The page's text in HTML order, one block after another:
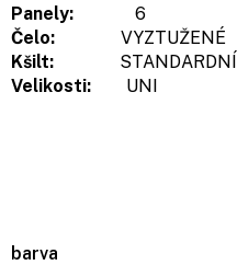
barva
Panely: 6
Čelo:
VYZTUŽENÉ
Kšilt:
STANDARDNÍ
Velikosti:
UNI